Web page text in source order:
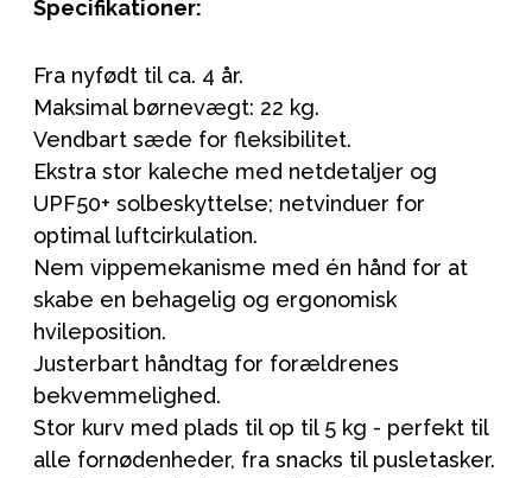
Specifikationer:
Fra nyfødt til ca. 4 år.
Maksimal børnevægt: 22 kg.
Vendbart sæde for fleksibilitet.
Ekstra stor kaleche med netdetaljer og
UPF50+ solbeskyttelse; netvinduer for
optimal luftcirkulation.
Nem vippemekanisme med én hånd for at
skabe en behagelig og ergonomisk
hvileposition.
Justerbart håndtag for forældrenes
bekvemmelighed.
Stor kurv med plads til op til 5 kg - perfekt til
alle fornødenheder, fra snacks til pusletasker.